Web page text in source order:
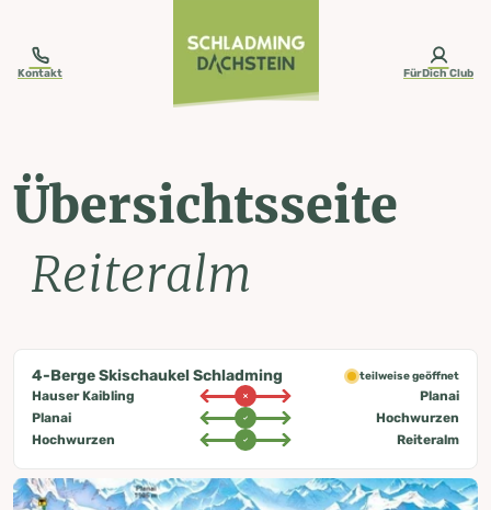
Kontakt FürDich Club
Übersichtsseite
Reiteralm
4-Berge Skischaukel Schladming teilweise geöffnet
Hauser Kaibling
Planai
Planai
Hochwurzen
Hochwurzen
Reiteralm